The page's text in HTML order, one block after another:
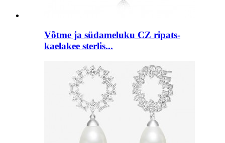
Võtme ja südameluku CZ ripats-
kaelakee sterlis...